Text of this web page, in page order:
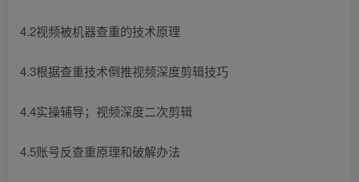
4.2视频被机器查重的技术原理
4.3根据查重技术倒推视频深度剪辑技巧
4.4实操辅导；视频深度二次剪辑
4.5账号反查重原理和破解办法